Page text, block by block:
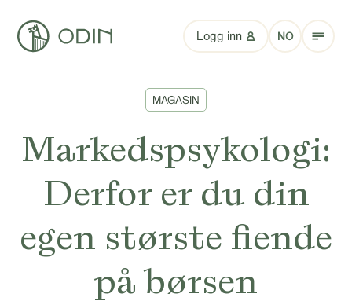
Logg inn NO
MAGASIN
Markedspsykologi:
Derfor er du din
egen største fiende
på børsen